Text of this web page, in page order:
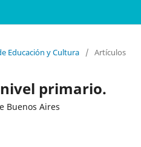
Educación y Cultura
/ Artículos
primario.
Buenos Aires